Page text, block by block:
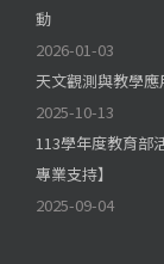
動
2026-01-03
天文觀測與教學
2025-10-13
113學年度教育部
專業支持】
2025-09-04